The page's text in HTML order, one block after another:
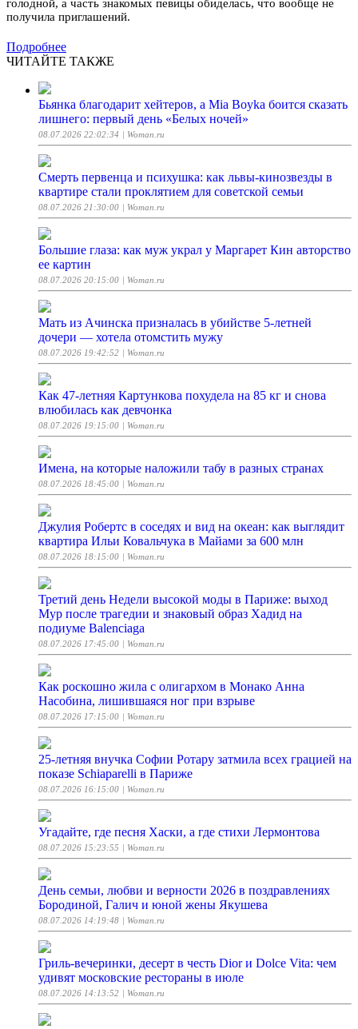
голодной, а часть знакомых певицы обиделась, что вообще не
получила приглашений.
Подробнее
ЧИТАЙТЕ ТАКЖЕ
Бьянка благодарит хейтеров, а Mia Boyka боится сказать
лишнего: первый день «Белых ночей»
08.07.2026 22:02:34 | Woman.ru
Смерть первенца и психушка: как львы-кинозвезды в
квартире стали проклятием для советской семьи
08.07.2026 21:30:00 | Woman.ru
Большие глаза: как муж украл у Маргарет Кин авторство
ее картин
08.07.2026 20:15:00 | Woman.ru
Мать из Ачинска призналась в убийстве 5-летней
дочери — хотела отомстить мужу
08.07.2026 19:42:52 | Woman.ru
Как 47-летняя Картункова похудела на 85 кг и снова
влюбилась как девчонка
08.07.2026 19:15:00 | Woman.ru
Имена, на которые наложили табу в разных странах
08.07.2026 18:45:00 | Woman.ru
Джулия Робертс в соседях и вид на океан: как выглядит
квартира Ильи Ковальчука в Майами за 600 млн
08.07.2026 18:15:00 | Woman.ru
Третий день Недели высокой моды в Париже: выход
Мур после трагедии и знаковый образ Хадид на
подиуме Balenciaga
08.07.2026 17:45:00 | Woman.ru
Как роскошно жила с олигархом в Монако Анна
Насобина, лишившаяся ног при взрыве
08.07.2026 17:15:00 | Woman.ru
25-летняя внучка Софии Ротару затмила всех грацией на
показе Schiaparelli в Париже
08.07.2026 16:15:00 | Woman.ru
Угадайте, где песня Хаски, а где стихи Лермонтова
08.07.2026 15:23:55 | Woman.ru
День семьи, любви и верности 2026 в поздравлениях
Бородиной, Галич и юной жены Якушева
08.07.2026 14:19:48 | Woman.ru
Гриль-вечеринки, десерт в честь Dior и Dolce Vita: чем
удивят московские рестораны в июле
08.07.2026 14:13:52 | Woman.ru